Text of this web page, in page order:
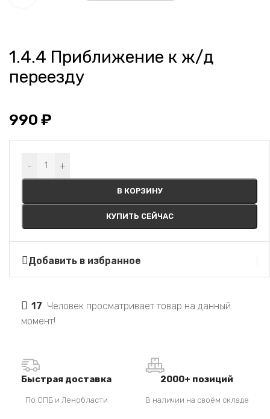
1.4.4 Приближение к ж/д
переезду
990 ₽
- +
В КОРЗИНУ
КУПИТЬ СЕЙЧАС
Alternative:
Добавить в избранное
17 Человек просматривает товар на данный
момент!
Быстрая доставка
По СПБ и Ленобласти
2000+ позиций
В наличии на своём складе